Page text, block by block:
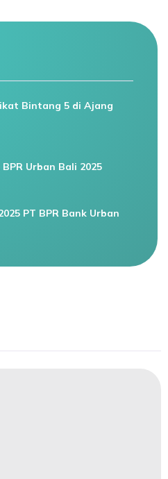
Bintang 5 di Ajang
Urban Bali 2025
PT BPR Bank Urban